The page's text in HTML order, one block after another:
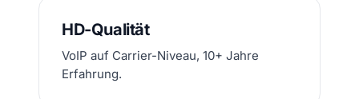
HD-Qualität
VoIP auf Carrier-Niveau, 10+ Jahre
Erfahrung.